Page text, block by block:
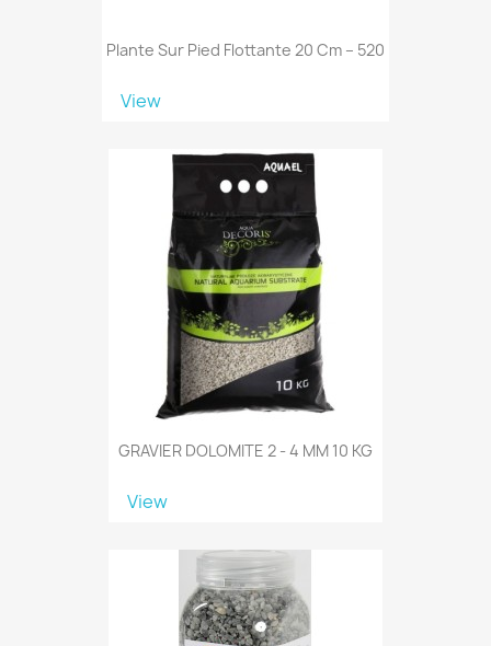
Plante Sur Pied Flottante 20 Cm – 520
View
GRAVIER DOLOMITE 2 - 4 MM 10 KG
View